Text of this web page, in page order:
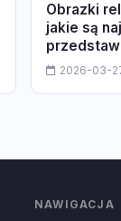
Obrazki
jakie są
2026-03-
NAWIGACJA